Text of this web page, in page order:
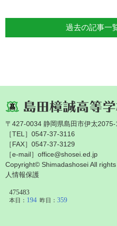
過去の記事一
〒427-0034 静岡県島田市伊太2075-
［TEL］0547-37-3116
［FAX］0547-37-3129
［e-mail］office@shosei.ed.jp
Copyright© Shimadashosei All
人情報保護